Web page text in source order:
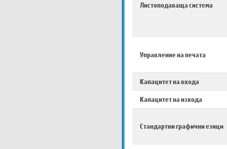
Листоподаваща система
Управление на печата
Капацитет на входа
Капацитет на изхода
Стандартни графични езици